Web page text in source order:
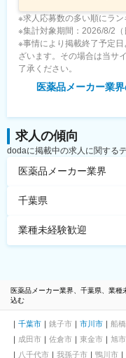
※求人応募数の多い順にラン
※集計対象期間：2026/8/2（
※事情により掲載終了予定
ざいます。その場合は当サ
了承ください。
医薬品メーカー業界
求人の傾向
dodaに掲載中の求人に関する
医薬品メーカー業界
千葉県
業種未経験歓迎
医薬品メーカー業界、千葉県、業種
込む
千葉市 銚子市 市川市 船
成田市
佐倉市 東金市 旭市
八千代市
我孫子市 鴨川市